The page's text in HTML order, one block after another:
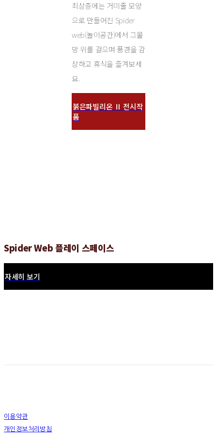
최상층에는 거미줄 모양
으로 만들어진 Spider
web(놀이공간)에서 그물
망 위를 걸으며 풍경을 감
상하고 휴식을 즐겨보세
요.
붉은파빌리온 Ⅱ 전시작
품
Spider Web 플레이 스페이스
자세히 보기
이용약관
개인정보처리방침